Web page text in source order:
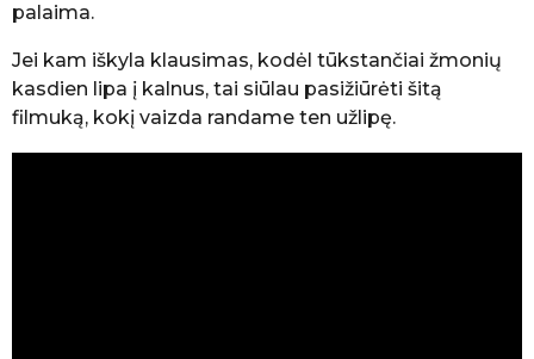
palaima.
Jei kam iškyla klausimas, kodėl tūkstančiai žmonių
kasdien lipa į kalnus, tai siūlau pasižiūrėti šitą
filmuką, kokį vaizda randame ten užlipę.